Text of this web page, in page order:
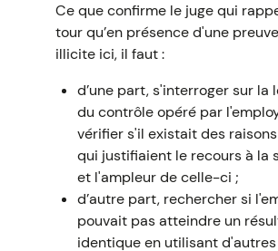
Ce que confirme le juge qui
tour qu’en présence d'une
illicite ici, il faut :
d’une part, s'interroger sur la
du contrôle opéré par
vérifier s'il existait des
qui justifiaient le recours à la
et l'ampleur de celle-ci ;
d’autre part, rechercher si
pouvait pas atteindre un
identique en utilisant d'autres